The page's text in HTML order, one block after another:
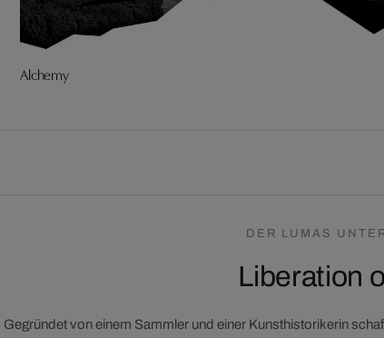
Alchemy
DER LUMAS
Liberation
Gegründet von einem Sammler und einer Kunsthistorikerin